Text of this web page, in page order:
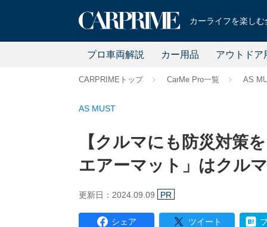
カーライフを楽し
プロ車両解説 カー用品 アウトドア
CARPRIMEトップ CarMe Pro一覧 AS
AS MUST
【クルマにも防災対策
エアーマット」はクル
更新日：2024.09.09 PR
シェア ツイート